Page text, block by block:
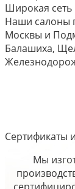
Широкая сеть
Наши салоны
Москвы и
Балашиха,
Сертификаты
Мы